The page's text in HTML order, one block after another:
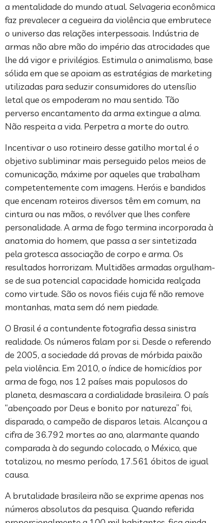
a mentalidade do mundo atual. Selvageria econômica
faz prevalecer a cegueira da violência que embrutece
o universo das relações interpessoais. Indústria de
armas não abre mão do império das atrocidades que
lhe dá vigor e privilégios. Estimula o animalismo, base
sólida em que se apoiam as estratégias de marketing
utilizadas para seduzir consumidores do utensílio
letal que os empoderam no mau sentido. Tão
perverso encantamento da arma extingue a alma.
Não respeita a vida. Perpetra a morte do outro.
Incentivar o uso rotineiro desse gatilho mortal é o
objetivo subliminar mais perseguido pelos meios de
comunicação, máxime por aqueles que trabalham
competentemente com imagens. Heróis e bandidos
que encenam roteiros diversos têm em comum, na
cintura ou nas mãos, o revólver que lhes confere
personalidade. A arma de fogo termina incorporada à
anatomia do homem, que passa a ser sintetizada
pela grotesca associação de corpo e arma. Os
resultados horrorizam. Multidões armadas orgulham-
se de sua potencial capacidade homicida realçada
como virtude. São os novos fiéis cuja fé não remove
montanhas, mata sem dó nem piedade.
O Brasil é a contundente fotografia dessa sinistra
realidade. Os números falam por si. Desde o referendo
de 2005, a sociedade dá provas de mórbida paixão
pela violência. Em 2010, o índice de homicídios por
arma de fogo, nos 12 países mais populosos do
planeta, desmascara a cordialidade brasileira. O país
“abençoado por Deus e bonito por natureza” foi,
disparado, o campeão de disparos letais. Alcançou a
cifra de 36.792 mortes ao ano, alarmante quando
comparada à do segundo colocado, o México, que
totalizou, no mesmo período, 17.561 óbitos de igual
causa.
A brutalidade brasileira não se exprime apenas nos
números absolutos da pesquisa. Quando referida